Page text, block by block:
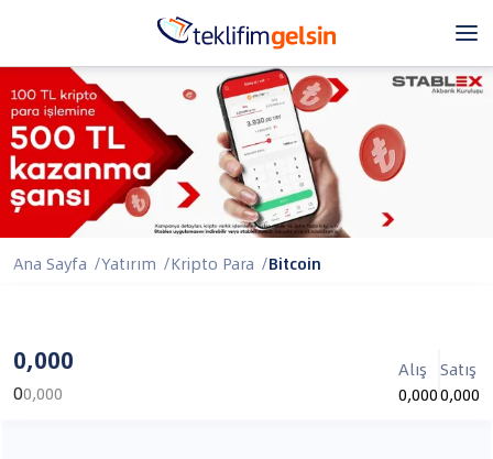
Ana Sayfa /Yatırım /Kripto Para /Bitcoin
0,000
00,000
Alış
0,000
Satış
0,000